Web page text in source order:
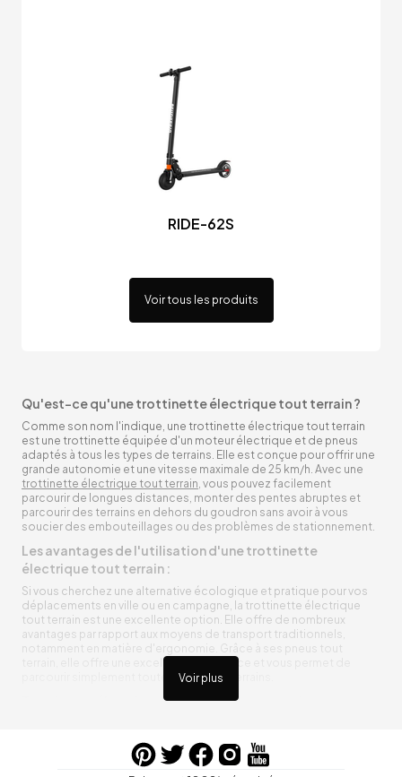
RIDE-62S
Voir tous les produits
Voir plus
Qu'est-ce qu'une trottinette électrique tout terrain ?
Comme son nom l'indique, une trottinette électrique tout terrain
est une trottinette équipée d'un moteur électrique et de pneus
adaptés à tous les types de terrains. Elle est conçue pour offrir une
grande autonomie et une vitesse maximale de 25 km/h. Avec une
trottinette électrique tout terrain, vous pouvez facilement
parcourir de longues distances, monter des pentes abruptes et
parcourir des terrains en dehors du goudron sans avoir à vous
soucier des embouteillages ou des problèmes de stationnement.
Les avantages de l'utilisation d'une trottinette
électrique tout terrain :
Si vous cherchez une alternative écologique et pratique pour vos
déplacements en ville ou en campagne, la trottinette électrique
tout terrain est une excellente option. Elle offre de nombreux
avantages par rapport aux moyens de transport traditionnels,
notamment en matière d'ergonomie. Grâce à ses pneus tout
terrain, elle offre une excellente adhérence et vous permet de
parcourir simplement toutes sortes de terrains.
Trottinette électrique tout terrain ergonomique
entre vos trajets, vous n’aurez pas à vous soucier de l’état de sa
batterie. De plus, elle est équipée de pneus résistants qui peuvent